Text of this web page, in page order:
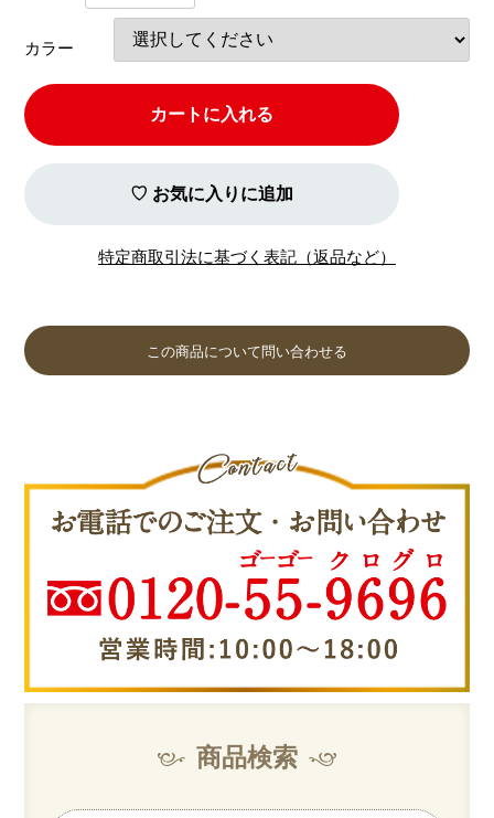
カラー
カートに入れる
♡ お気に入りに追加
特定商取引法に基づく表記（返品など）
この商品について問い合わせる
商品検索